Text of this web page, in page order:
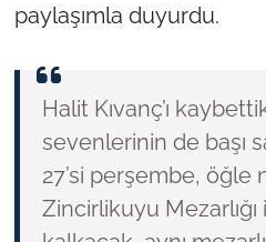
paylaşımla duyurdu.
Halit Kıvanç’ı
sevenlerinin de başı
27’si perşembe, öğle
Zincirlikuyu
Güvenlik
Genel
Politika
Flaş Haber